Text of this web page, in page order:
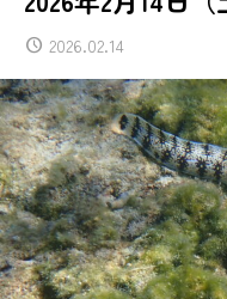
2026.02.14